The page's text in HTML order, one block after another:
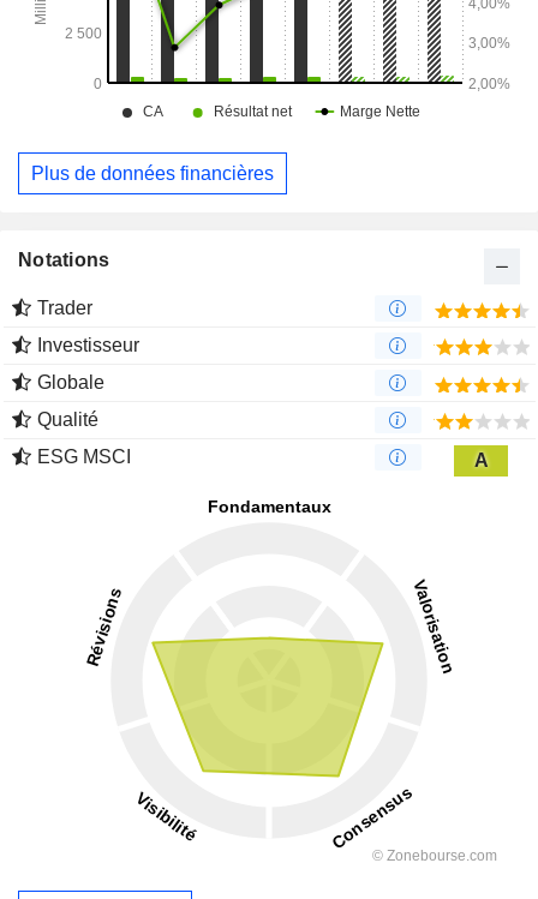
Plus de données financières
Notations
Trader
Investisseur
Globale
Qualité
ESG MSCI
A